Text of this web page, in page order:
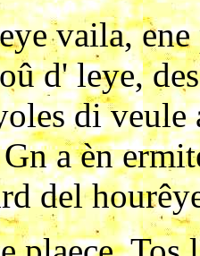
vaila,
d' leye,
di
a èn
del